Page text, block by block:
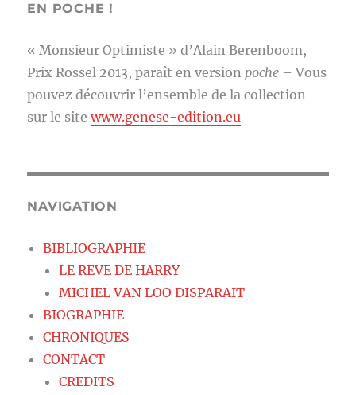
EN POCHE !
« Monsieur Optimiste » d’Alain Berenboom,
Prix Rossel 2013, paraît en version poche – Vous
pouvez découvrir l’ensemble de la collection
sur le sitewww.genese-edition.eu
NAVIGATION
BIBLIOGRAPHIE
LE REVE DE HARRY
MICHEL VAN LOO DISPARAIT
BIOGRAPHIE
CHRONIQUES
CONTACT
CREDITS